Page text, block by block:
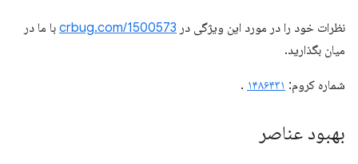
نظرات خود را در مورد این ویژگی در crbug.com/1500573 با ما در
میان بگذارید.
شماره کروم: ۱۴۸۶۴۳۱ .
بهبود عناصر